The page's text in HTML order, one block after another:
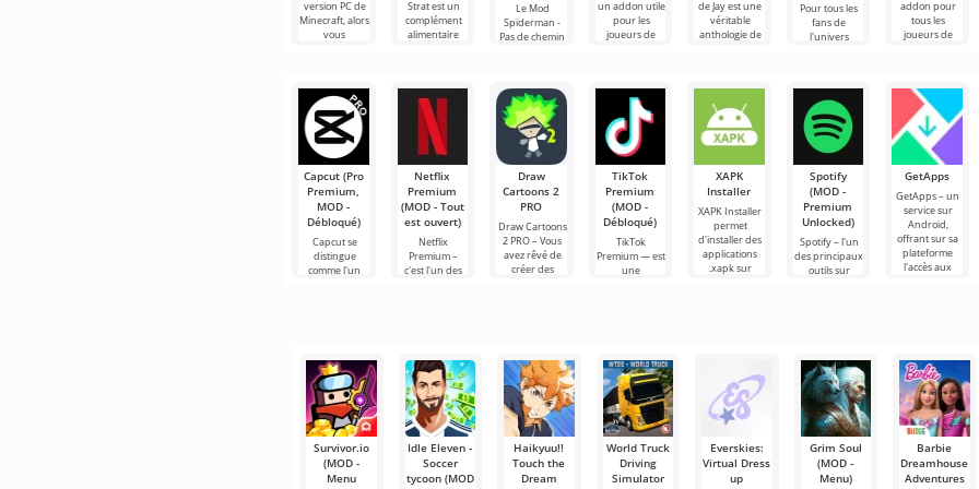
version PC de
Minecraft, alors
vous
Strat est un
complément
alimentaire
toute
Le Mod
Spiderman -
Pas de chemin
personnages
populaires de
un addon utile
pour les
joueurs de
de Jay est une
véritable
anthologie de
sont
Pour tous les
fans de
l'univers
Mod Venom X
Carnage
Symbiote pour
addon pour
tous les
joueurs de
Capcut (Pro
Premium,
MOD -
Débloqué)
Capcut se
distingue
comme l'un
Netflix
Premium
(MOD - Tout
est ouvert)
Netflix
Premium –
c'est l'un des
Draw
Cartoons 2
PRO
Draw Cartoons
2 PRO – Vous
avez rêvé de
créer des
TikTok
Premium
(MOD -
Débloqué)
TikTok
Premium — est
une
XAPK
Installer
XAPK Installer
permet
d'installer des
applications
.xapk sur
Spotify
(MOD -
Premium
Unlocked)
Spotify – l'un
des principaux
outils sur
GetApps
GetApps – un
service sur
Android,
offrant sur sa
plateforme
l'accès aux
Survivor.io
(MOD -
Menu
Idle Eleven -
Soccer
tycoon (MOD
Haikyuu!!
Touch the
Dream
World Truck
Driving
Simulator
Everskies:
Virtual Dress
up
Grim Soul
(MOD -
Menu)
Barbie
Dreamhouse
Adventures